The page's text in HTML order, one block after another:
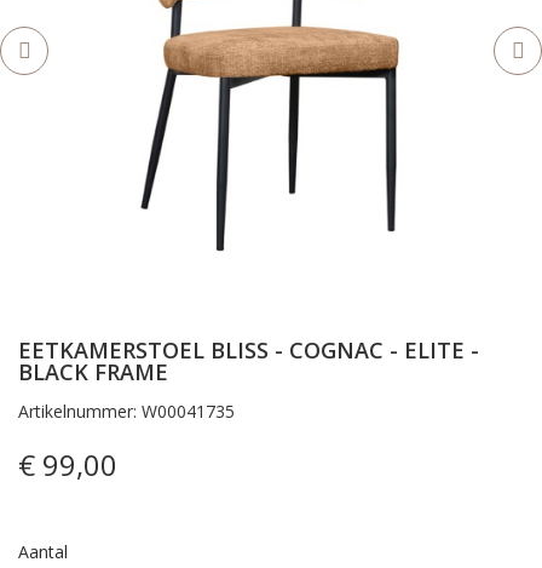
EETKAMERSTOEL BLISS - COGNAC - ELITE -
BLACK FRAME
Artikelnummer: W00041735
€ 99,00
Aantal